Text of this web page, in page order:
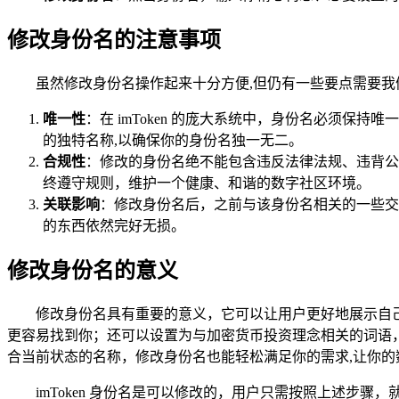
修改身份名的注意事项
虽然修改身份名操作起来十分方便,但仍有一些要点需要
唯一性：在 imToken 的庞大系统中，身份名必须保持
的独特名称,以确保你的身份名独一无二。
合规性：修改的身份名绝不能包含违反法律法规、违背
终遵守规则，维护一个健康、和谐的数字社区环境。
关联影响：修改身份名后，之前与该身份名相关的一些
的东西依然完好无损。
修改身份名的意义
修改身份名具有重要的意义，它可以让用户更好地展示
更容易找到你；还可以设置为与加密货币投资理念相关的词
合当前状态的名称，修改身份名也能轻松满足你的需求,让你
imToken 身份名是可以修改的，用户只需按照上述步骤